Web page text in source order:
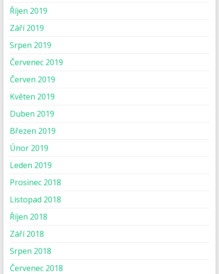
Říjen 2019
Září 2019
Srpen 2019
Červenec 2019
Červen 2019
Květen 2019
Duben 2019
Březen 2019
Únor 2019
Leden 2019
Prosinec 2018
Listopad 2018
Říjen 2018
Září 2018
Srpen 2018
Červenec 2018